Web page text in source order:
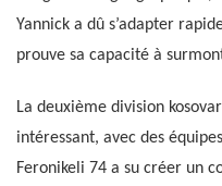
Yannick a dû s’adapter
prouve sa capacité à
La deuxième division
intéressant, avec des
Feronikeli 74 a su créer un